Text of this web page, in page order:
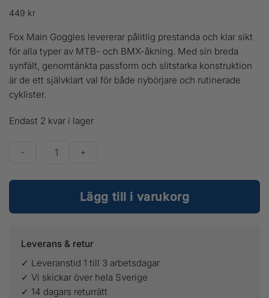
449 kr
Fox Main Goggles levererar pålitlig prestanda och klar sikt
för alla typer av MTB- och BMX-åkning. Med sin breda
synfält, genomtänkta passform och slitstarka konstruktion
är de ett självklart val för både nybörjare och rutinerade
cyklister.
Endast 2 kvar i lager
Fox
Lägg till i varukorg
Leverans & retur
✓ Leveranstid 1 till 3 arbetsdagar
✓ Vi skickar över hela Sverige
✓ 14 dagars returrätt